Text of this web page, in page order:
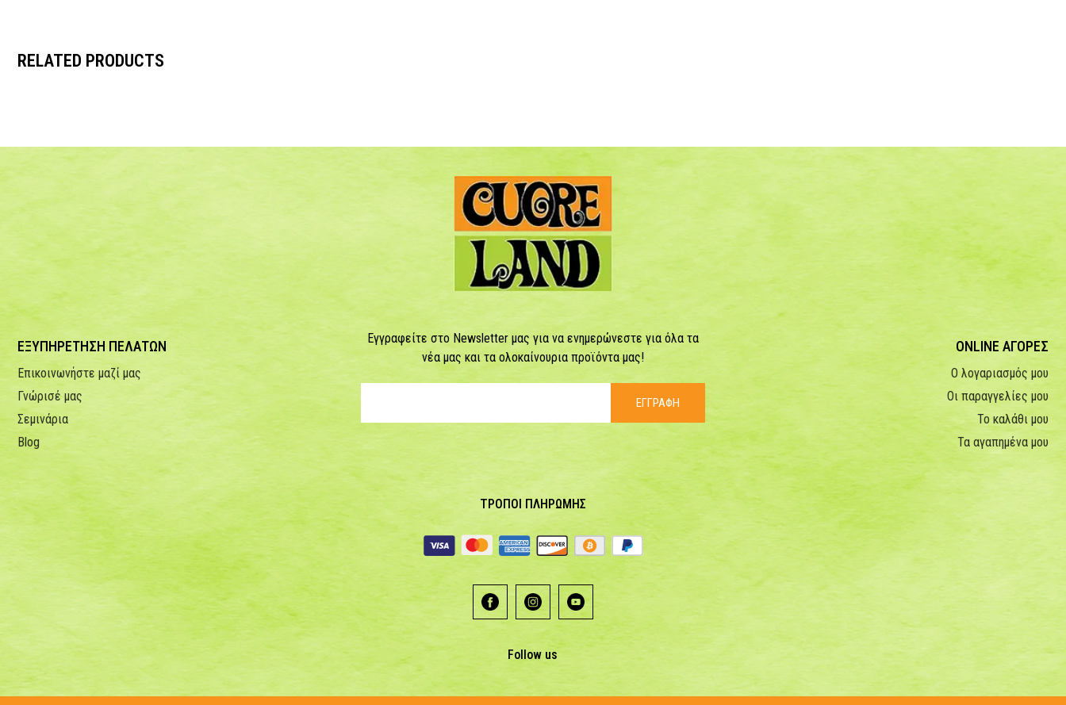
RELATED PRODUCTS
ΕΞΥΠΗΡΕΤΗΣΗ ΠΕΛΑΤΩΝ
Επικοινωνήστε μαζί μας
Γνώρισέ μας
Σεμινάρια
Blog
Εγγραφείτε στο Newsletter μας για να ενημερώνεστε για όλα τα
νέα μας και τα ολοκαίνουρια προϊόντα μας!
ΕΓΓΡΑΦΗ
ONLINE ΑΓΟΡΕΣ
Ο λογαριασμός μου
Οι παραγγελίες μου
Το καλάθι μου
Τα αγαπημένα μου
ΤΡΟΠΟΙ ΠΛΗΡΩΜΗΣ
Follow us